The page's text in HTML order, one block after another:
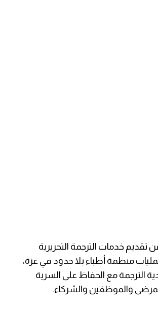
خدمات الترجمة التحريرية
منظمة أطباء بلا حدود في غزة،
الترجمة مع الحفاظ على السرية
والموظفين والشركاء.